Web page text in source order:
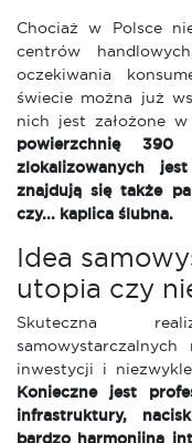
Chociaż w Polsce
centrów
oczekiwania
świecie można już
nich jest założone
powierzchnię
zlokalizowanych
znajdują się także
czy... kaplica ślubna.
Idea
utopia czy
Skuteczna
inwestycji i
Konieczne jest
infrastruktury,
bardzo harmonijna